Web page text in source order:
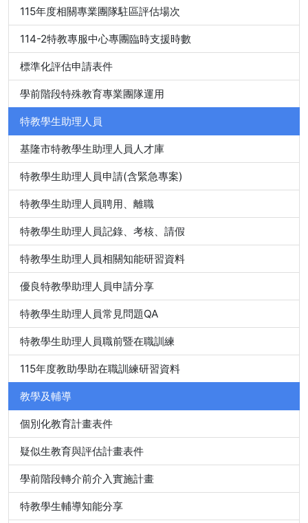
115年度相關專業團隊駐區評估場次
114-2特教專服中心專團臨時支援時數
標準化評估申請表件
學前階段特殊教育專業團隊運用
特教學生助理人員
基隆市特教學生助理人員人才庫
特教學生助理人員申請(含緊急專案)
特教學生助理人員聘用、離職
特教學生助理人員記錄、考核、請假
特教學生助理人員相關知能研習資料
優良特教學助理人員申請分享
特教學生助理人員常見問題QA
特教學生助理人員職前暨在職訓練
115年度教助學助在職訓練研習資料
教學及輔導
個別化教育計畫表件
疑似生教育與評估計畫表件
學前階段轉介前介入實施計畫
特教學生輔導知能分享